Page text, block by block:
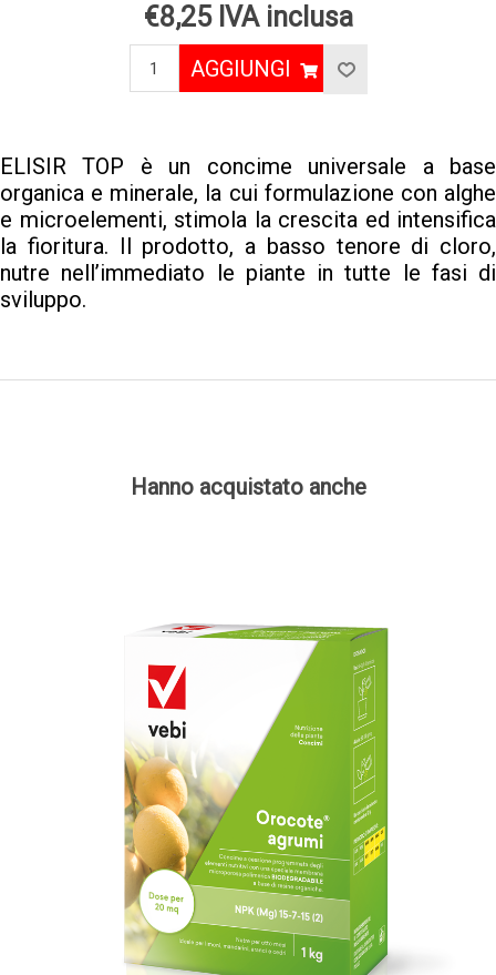
€8,25 IVA inclusa
AGGIUNGI
ELISIR TOP è un concime universale a base
organica e minerale, la cui formulazione con alghe
e microelementi, stimola la crescita ed intensifica
la fioritura. Il prodotto, a basso tenore di cloro,
nutre nell’immediato le piante in tutte le fasi di
sviluppo.
Hanno acquistato anche